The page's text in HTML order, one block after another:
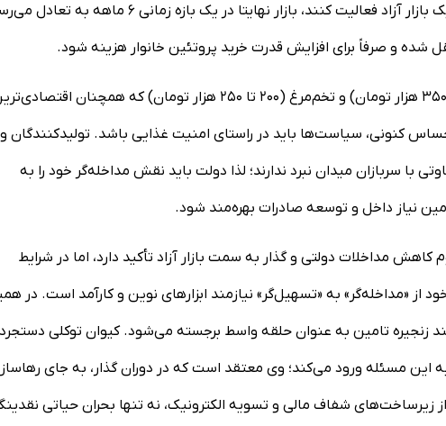
قیمت‌گذاری مصوب بردارد و اجازه دهد فعالان واقعی در یک بازار آزاد فعالیت کنند، بازار نهایتا در یک بازه زمانی ۶
شده و صرفاً برای افزایش قدرت خرید پروتئین خانوار هزینه شود.
ابراهیمی با اشاره به قیمت‌های فعلی مرغ (حدود ۳۲۰ تا ۳۵۰ هزار تومان) و تخم‌مرغ (۲۰۰ تا ۲۵۰ هزار تومان) که همچنان
کنونی، سیاست‌ها باید در راستای امنیت غذایی باشد. تولیدکنندگان و
با سربازان میدان نبرد ندارند؛ لذا دولت باید نقش مداخله‌گر خود را به
نیاز داخل و توسعه صادرات بهره‌مند شود.
مداخلات دولتی و گذار به سمت بازار آزاد تأکید دارد، اما در شرایط
از «مداخله‌گر» به «تسهیل‌گر» نیازمند ابزار‌های نوین و کارآمد است. در
تامین به عنوان حلقه واسط برجسته می‌شود. کیوان توکلی
این مسئله ورود می‌کند؛ وی معتقد است که در دوران گذار، به جای
زیرساخت‌های شفاف مالی و تسویه الکترونیک، نه تنها بحران حیاتی